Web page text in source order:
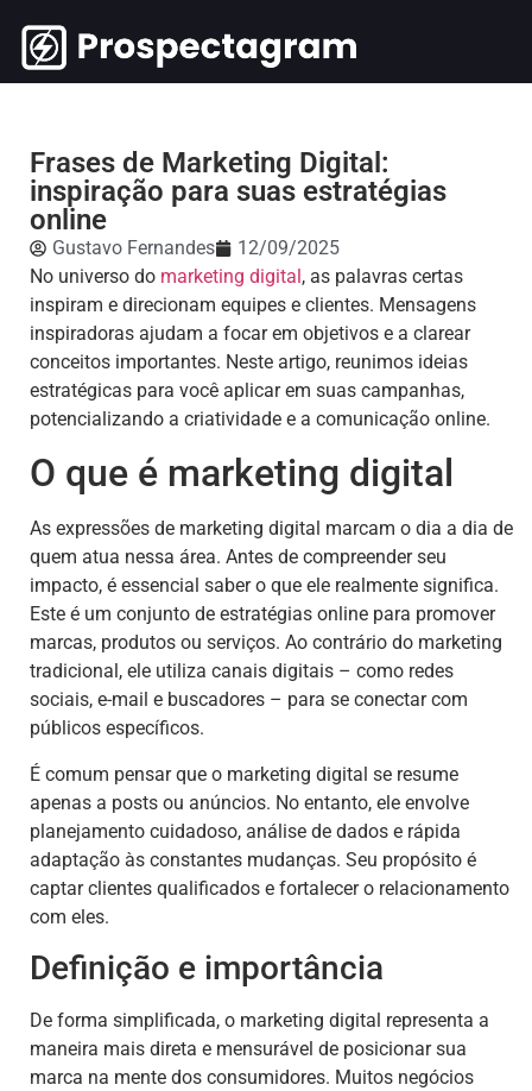
Frases de Marketing Digital:
inspiração para suas estratégias
online
Gustavo Fernandes
12/09/2025
No universo do marketing digital, as palavras certas
inspiram e direcionam equipes e clientes. Mensagens
inspiradoras ajudam a focar em objetivos e a clarear
conceitos importantes. Neste artigo, reunimos ideias
estratégicas para você aplicar em suas campanhas,
potencializando a criatividade e a comunicação online.
O que é marketing digital
As expressões de marketing digital marcam o dia a dia de
quem atua nessa área. Antes de compreender seu
impacto, é essencial saber o que ele realmente significa.
Este é um conjunto de estratégias online para promover
marcas, produtos ou serviços. Ao contrário do marketing
tradicional, ele utiliza canais digitais – como redes
sociais, e-mail e buscadores – para se conectar com
públicos específicos.
É comum pensar que o marketing digital se resume
apenas a posts ou anúncios. No entanto, ele envolve
planejamento cuidadoso, análise de dados e rápida
adaptação às constantes mudanças. Seu propósito é
captar clientes qualificados e fortalecer o relacionamento
com eles.
Definição e importância
De forma simplificada, o marketing digital representa a
maneira mais direta e mensurável de posicionar sua
marca na mente dos consumidores. Muitos negócios